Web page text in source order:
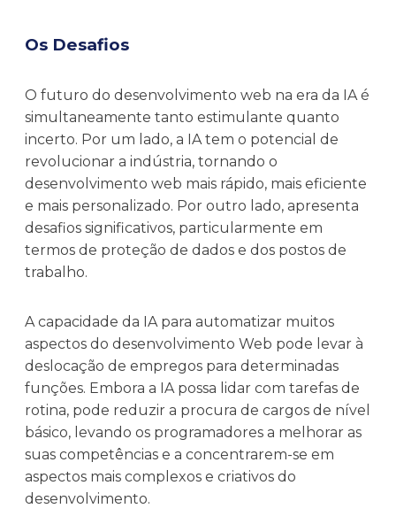
Os Desafios
O futuro do desenvolvimento web na era da IA é
simultaneamente tanto estimulante quanto
incerto. Por um lado, a IA tem o potencial de
revolucionar a indústria, tornando o
desenvolvimento web mais rápido, mais eficiente
e mais personalizado. Por outro lado, apresenta
desafios significativos, particularmente em
termos de proteção de dados e dos postos de
trabalho.
A capacidade da IA para automatizar muitos
aspectos do desenvolvimento Web pode levar à
deslocação de empregos para determinadas
funções. Embora a IA possa lidar com tarefas de
rotina, pode reduzir a procura de cargos de nível
básico, levando os programadores a melhorar as
suas competências e a concentrarem-se em
aspectos mais complexos e criativos do
desenvolvimento.